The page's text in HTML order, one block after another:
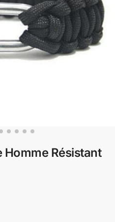
Homme Résistant